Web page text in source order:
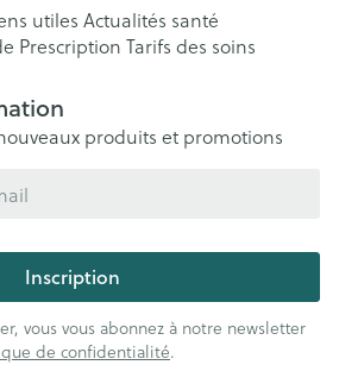
utiles Actualités santé
Prescription Tarifs des soins
produits et promotions
Inscription
vous vous abonnez à notre newsletter
de confidentialité.